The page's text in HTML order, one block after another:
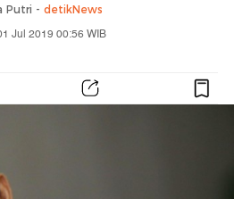
Putri - detikNews
Jul 2019 00:56 WIB